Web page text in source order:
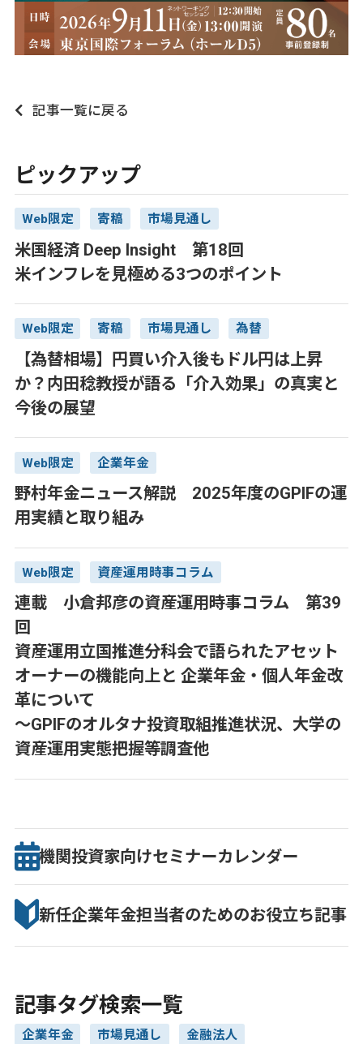
記事一覧に戻る
ピックアップ
Web限定 寄稿 市場見通し
米国経済 Deep Insight 第18回
米インフレを見極める3つのポイント
Web限定 寄稿 市場見通し 為替
【為替相場】円買い介入後もドル円は上昇
か？内田稔教授が語る「介入効果」の真実と
今後の展望
Web限定 企業年金
野村年金ニュース解説 2025年度のGPIFの運
用実績と取り組み
Web限定 資産運用時事コラム
連載 小倉邦彦の資産運用時事コラム 第39
回
資産運用立国推進分科会で語られたアセット
オーナーの機能向上と 企業年金・個人年金改
革について
～GPIFのオルタナ投資取組推進状況、大学の
資産運用実態把握等調査他
機関投資家向けセミナーカレンダー
新任企業年金担当者のためのお役立ち記事
記事タグ検索一覧
企業年金 市場見通し 金融法人